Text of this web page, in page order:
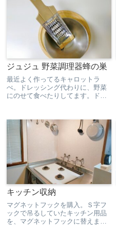
ジュジュ 野菜調理器蜂の巣
最近よく作ってるキャロットラ
ぺ。ドレッシング代わりに、野菜
にのせて食べたりしてます。ドレ
イル、お酢を適当に入れて、ササ
っと混ぜて終わり。５、６分ぐら
いで作れる。粒こしょうとか、レ
モ...
キッチン収納
マグネットフックを購入。Ｓ字フ
ックで吊るしていたキッチン用品
を、マグネットフックに替えまし